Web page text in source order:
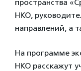
пространства
НКО,
направлений, а
На программе
НКО расскажут